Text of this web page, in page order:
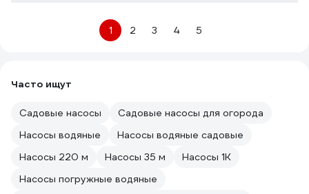
1 2 3 4 5
Часто ищут
Садовые насосы
Садовые насосы для огорода
Насосы водяные
Насосы водяные садовые
Насосы 220 м
Насосы 35 м
Насосы 1К
Насосы погружные водяные